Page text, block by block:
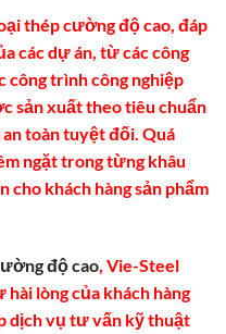
thép cường độ cao, đáp
các dự án, từ các công
công trình công nghiệp
sản xuất theo tiêu chuẩn
toàn tuyệt đối. Quá
ngặt trong từng khâu
cho khách hàng sản phẩm
độ cao , Vie-Steel
lòng của khách hàng
dịch vụ tư vấn kỹ thuật